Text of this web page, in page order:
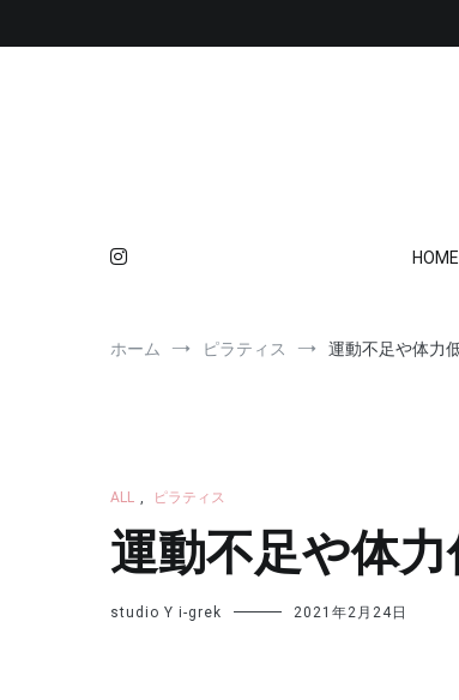
HOME
ホーム ピラティス 運動不足や体力
ALL , ピラティス
運動不足や体
studio Y i-grek 2021年2月24日